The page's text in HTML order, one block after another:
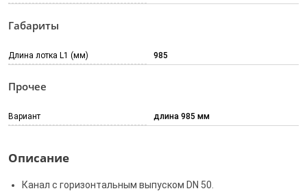
Габариты
Длина лотка L1 (мм) 985
Прочее
Вариант длина 985 мм
Описание
Канал с горизонтальным выпуском DN 50.